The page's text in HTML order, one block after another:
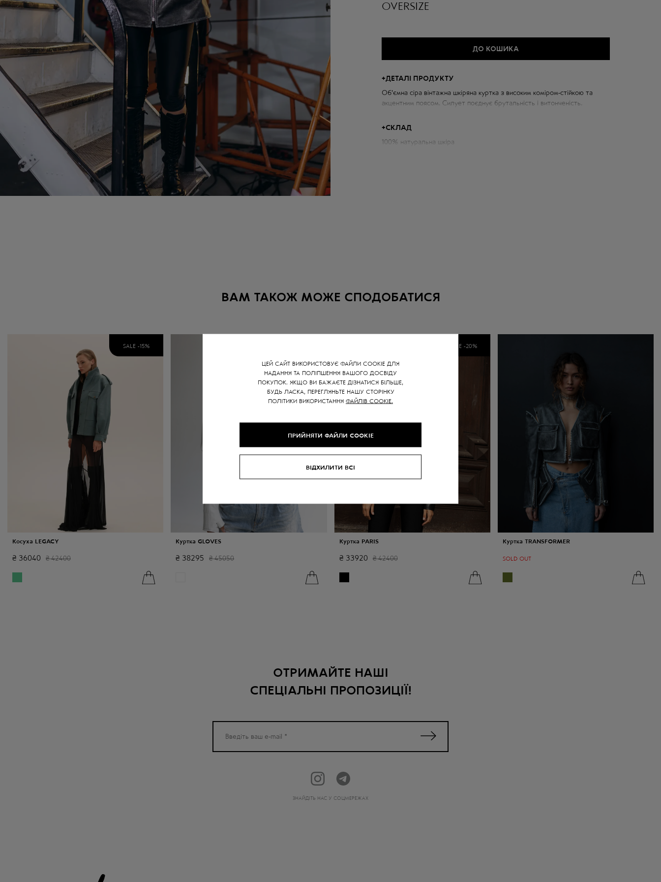
ЦЕЙ САЙТ ВИКОРИСТОВУЄ ФАЙЛИ COOKIE ДЛЯ
НАДАННЯ ТА ПОЛІПШЕННЯ ВАШОГО ДОСВІДУ
ПОКУПОК. ЯКЩО ВИ БАЖАЄТЕ ДІЗНАТИСЯ БІЛЬШЕ,
БУДЬ ЛАСКА, ПЕРЕГЛЯНЬТЕ НАШУ СТОРІНКУ
ПОЛІТИКИ ВИКОРИСТАННЯ ФАЙЛІВ COOKIE.
ПРИЙНЯТИ ФАЙЛИ COOKIE
ВІДХИЛИТИ ВСІ
OVERSIZE
ДО КОШИКА
+ДЕТАЛІ ПРОДУКТУ
Об'ємна сіра вінтажна шкіряна куртка з високим коміром-стійкою та
акцентним поясом. Силует поєднує брутальність і витонченість.
+СКЛАД
100% натуральна шкіра
ВАМ ТАКОЖ МОЖЕ СПОДОБАТИСЯ
Косуха LEGACY
₴ 36040 ₴ 42400
SALE -15%
Куртка GLOVES
₴ 38295 ₴ 45050
Куртка PARIS
₴ 33920 ₴ 42400
SALE -20%
Куртка TRANSFORMER
SOLD OUT
ОТРИМАЙТЕ НАШІ
СПЕЦІАЛЬНІ ПРОПОЗИЦІЇ!
ЗНАЙДІТЬ НАС У СОЦМЕРЕЖАХ